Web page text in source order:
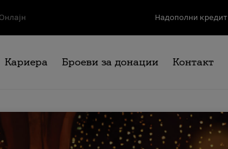
Надополни кредит
Кариера Броеви за донации Контакт